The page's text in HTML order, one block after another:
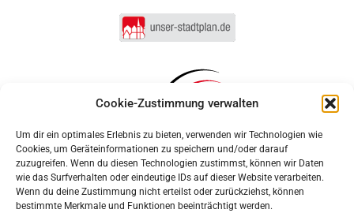
Cookie-Zustimmung verwalten
Um dir ein optimales Erlebnis zu bieten, verwenden wir Technologien wie
Cookies, um Geräteinformationen zu speichern und/oder darauf
zuzugreifen. Wenn du diesen Technologien zustimmst, können wir Daten
wie das Surfverhalten oder eindeutige IDs auf dieser Website verarbeiten.
Wenn du deine Zustimmung nicht erteilst oder zurückziehst, können
bestimmte Merkmale und Funktionen beeinträchtigt werden.